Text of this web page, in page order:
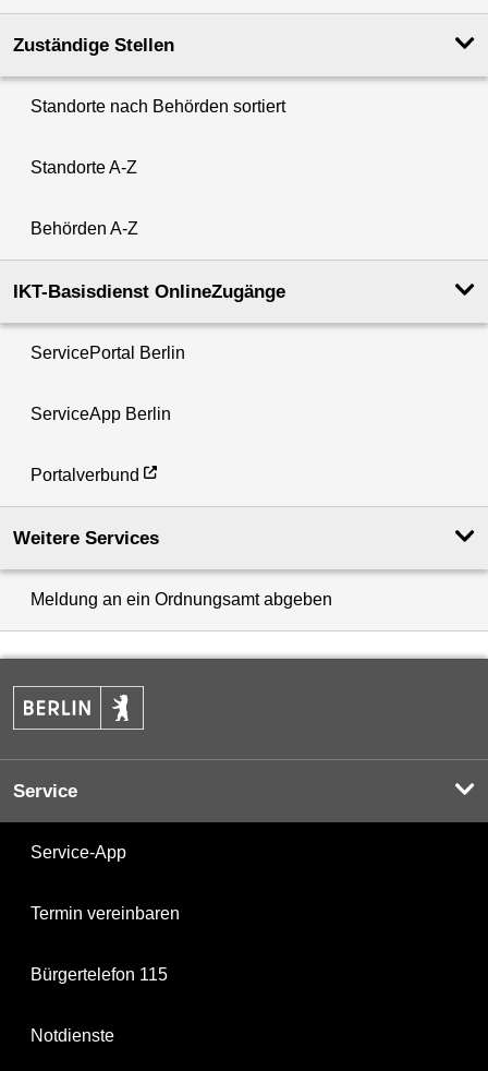
Zuständige Stellen
Standorte nach Behörden sortiert
Standorte A-Z
Behörden A-Z
IKT-Basisdienst OnlineZugänge
ServicePortal Berlin
ServiceApp Berlin
Portalverbund
Weitere Services
Meldung an ein Ordnungsamt abgeben
Service
Service-App
Termin vereinbaren
Bürgertelefon 115
Notdienste